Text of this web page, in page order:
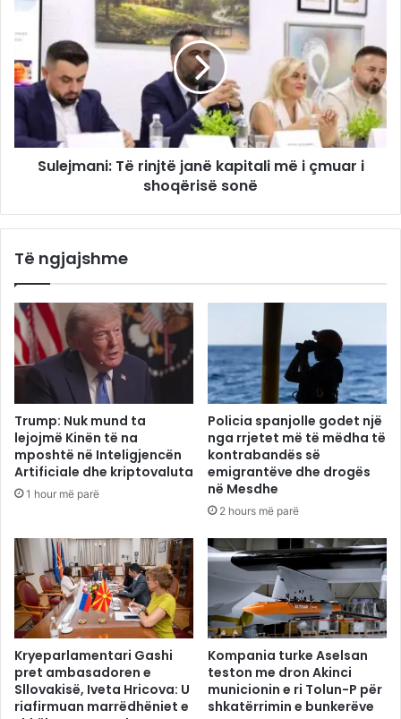
Sulejmani: Të rinjtë janë kapitali më i çmuar i
shoqërisë sonë
Të ngjajshme
Trump: Nuk mund ta
lejojmë Kinën të na
mposhtë në Inteligjencën
Artificiale dhe kriptovaluta
1 hour më parë
Policia spanjolle godet një
nga rrjetet më të mëdha të
kontrabandës së
emigrantëve dhe drogës
në Mesdhe
2 hours më parë
Kryeparlamentari Gashi
pret ambasadoren e
Sllovakisë, Iveta Hricova: U
riafirmuan marrëdhëniet e
Kompania turke Aselsan
teston me dron Akinci
municionin e ri Tolun-P për
shkatërrimin e bunkerëve